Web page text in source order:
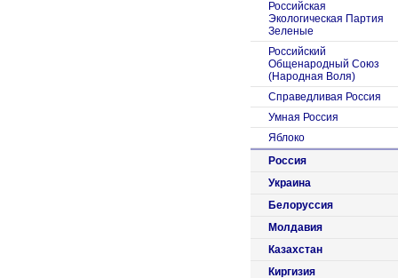
Российская
Экологическая Партия
Зеленые
Российский
Общенародный Союз
(Народная Воля)
Справедливая Россия
Умная Россия
Яблоко
Россия
Украина
Белоруссия
Молдавия
Казахстан
Киргизия